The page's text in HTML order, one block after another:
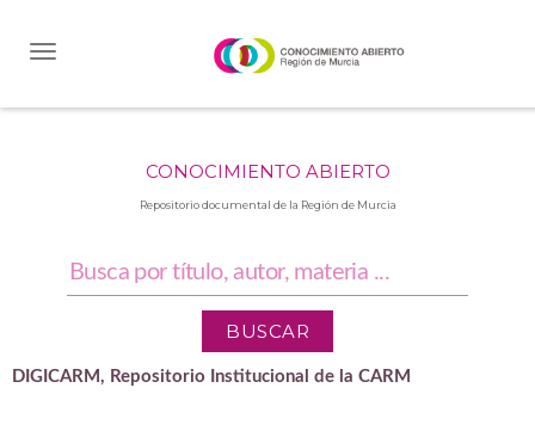
CONOCIMIENTO ABIERTO
Repositorio documental de la Región de Murcia
DIGICARM, Repositorio Institucional de la CARM